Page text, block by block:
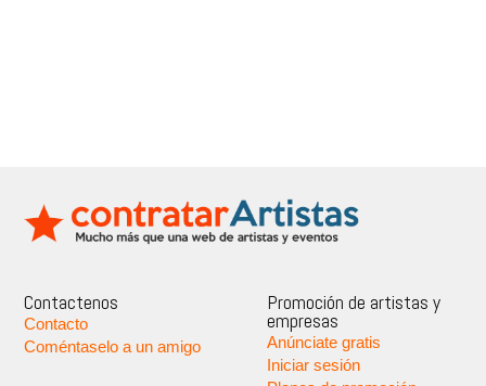
Contactenos
Contacto
Coméntaselo a un amigo
Promoción de artistas y
empresas
Anúnciate gratis
Iniciar sesión